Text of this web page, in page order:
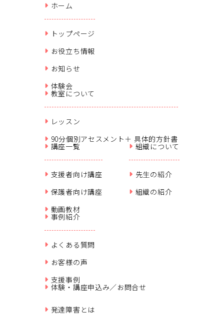
ホーム
トップページ
お役立ち情報
お知らせ
体験会
教室について
レッスン
90分個別アセスメント＋ 具体的方針書
講座一覧
支援者向け講座
保護者向け講座
動画教材
組織について
先生の紹介
組織の紹介
事例紹介
よくある質問
お客様の声
支援事例
体験・講座申込み／お問合せ
発達障害とは